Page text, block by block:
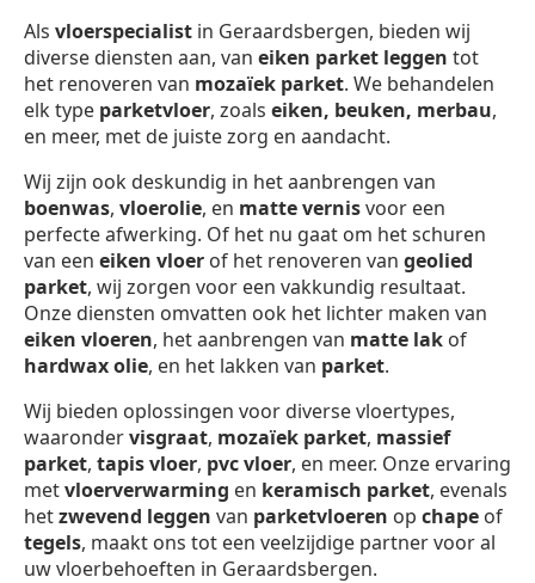
Als vloerspecialist in Geraardsbergen, bieden wij
diverse diensten aan, van eiken parket leggen tot
het renoveren van mozaïek parket. We behandelen
elk type parketvloer, zoals eiken, beuken, merbau,
en meer, met de juiste zorg en aandacht.
Wij zijn ook deskundig in het aanbrengen van
boenwas, vloerolie, en matte vernisvoor een
perfecte afwerking. Of het nu gaat om het schuren
van een eiken vloer of het renoveren van geolied
parket, wij zorgen voor een vakkundig resultaat.
Onze diensten omvatten ook het lichter maken van
eiken vloeren, het aanbrengen van matte lak of
hardwax olie, en het lakken van parket.
Wij bieden oplossingen voor diverse vloertypes,
waarondervisgraat, mozaïek parket, massief
parket, tapis vloer, pvc vloer, en meer. Onze ervaring
metvloerverwarming en keramisch parket, evenals
hetzwevend leggen van parketvloeren op chape of
tegels, maakt ons tot een veelzijdige partner voor al
uw vloerbehoeften in Geraardsbergen.